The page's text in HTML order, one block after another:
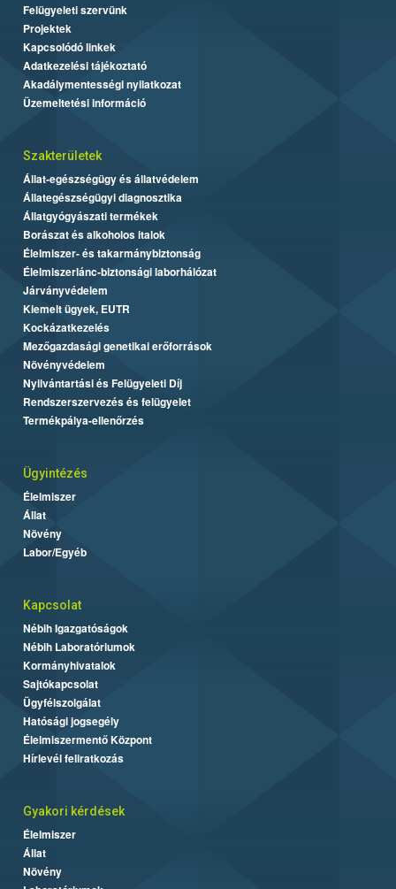
Felügyeleti szervünk
Projektek
Kapcsolódó linkek
Adatkezelési tájékoztató
Akadálymentességi nyilatkozat
Üzemeltetési információ
Szakterületek
Állat-egészségügy és állatvédelem
Állategészségügyi diagnosztika
Állatgyógyászati termékek
Borászat és alkoholos italok
Élelmiszer- és takarmánybiztonság
Élelmiszerlánc-biztonsági laborhálózat
Járványvédelem
Kiemelt ügyek, EUTR
Kockázatkezelés
Mezőgazdasági genetikai erőforrások
Növényvédelem
Nyilvántartási és Felügyeleti Díj
Rendszerszervezés és felügyelet
Termékpálya-ellenőrzés
Ügyintézés
Élelmiszer
Állat
Növény
Labor/Egyéb
Kapcsolat
Nébih Igazgatóságok
Nébih Laboratóriumok
Kormányhivatalok
Sajtókapcsolat
Ügyfélszolgálat
Hatósági jogsegély
Élelmiszermentő Központ
Hírlevél feliratkozás
Gyakori kérdések
Élelmiszer
Állat
Növény